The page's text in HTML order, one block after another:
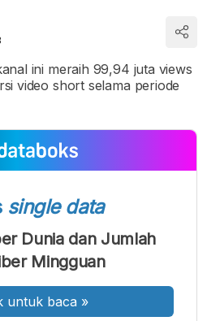
ini meraih 99,94 juta views
video short selama periode
A A
Font
Besar
single data
Dunia dan Jumlah
Mingguan
untuk baca »